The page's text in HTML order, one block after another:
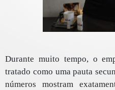
Durante muito tempo, o
tratado como uma pauta
números mostram